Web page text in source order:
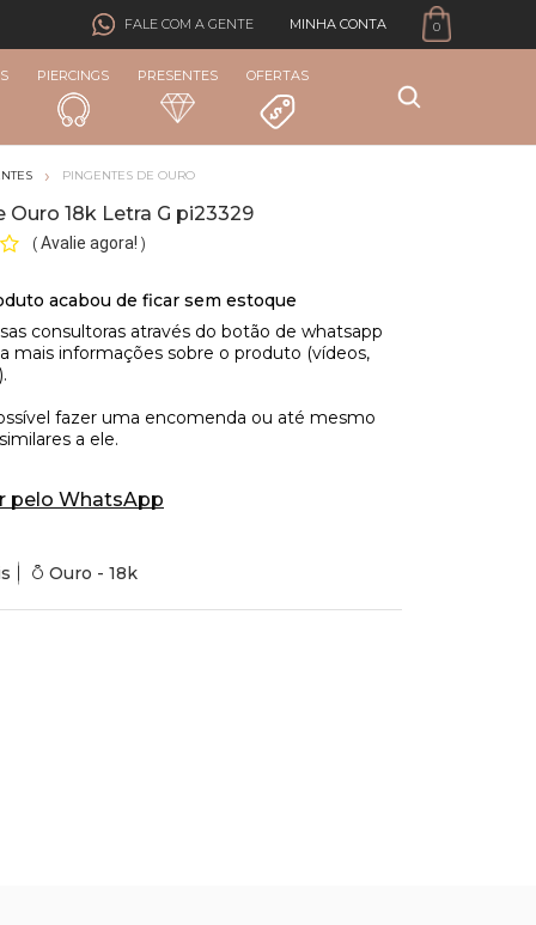
FALE COM A GENTE MINHA CONTA 0
PIERCINGS PRESENTES OFERTAS
PINGENTES DE OURO
Ouro 18k Letra G pi23329
( Avalie agora! )
pelo WhatsApp
Ouro - 18k